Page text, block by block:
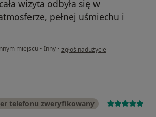
wizyta odbyła się w
pełnej uśmiechu i
miejscu • Inny • w opinii użytkownika Ania
zgłoś nadużycie
telefonu zweryfikowany